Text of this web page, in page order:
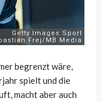
begrenzt wäre,
spielt und die
macht aber auch